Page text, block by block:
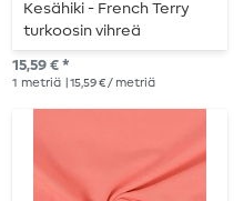
Kesähiki - French Terry
turkoosin vihreä
15,59 € *
1 metriä | 15,59 € / metriä